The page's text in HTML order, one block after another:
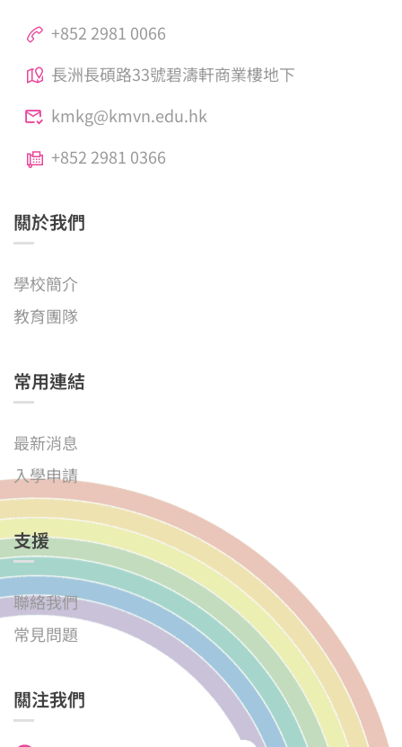
+852 2981 0066
長洲長碩路33號碧濤軒商業樓地下
kmkg@kmvn.edu.hk
+852 2981 0366
關於我們
學校簡介
教育團隊
常用連結
最新消息
入學申請
支援
聯絡我們
常見問題
關注我們